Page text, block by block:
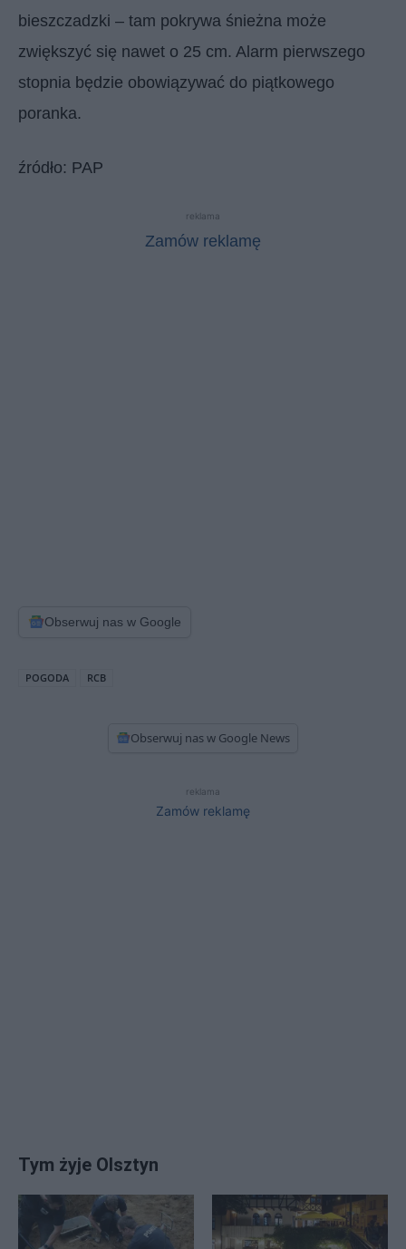
bieszczadzki – tam pokrywa śnieżna może
zwiększyć się nawet o 25 cm. Alarm pierwszego
stopnia będzie obowiązywać do piątkowego
poranka.
źródło: PAP
reklama
Zamów reklamę
Obserwuj nas w Google
POGODA RCB
Obserwuj nas w Google News
reklama
Zamów reklamę
Tym żyje Olsztyn